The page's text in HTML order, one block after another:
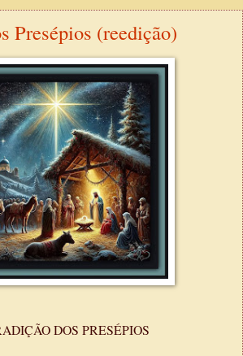
Presépios (reedição)
DOS PRESÉPIOS